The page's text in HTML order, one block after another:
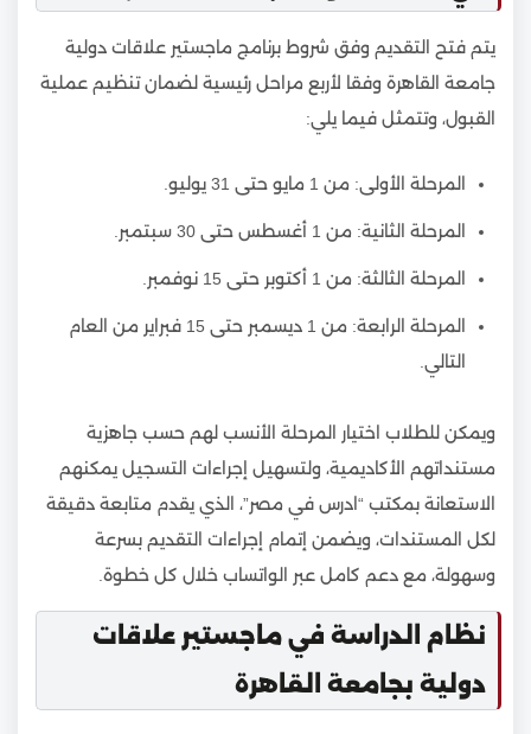
يتم فتح التقديم وفق شروط برنامج ماجستير علاقات دولية
جامعة القاهرة وفقا لأربع مراحل رئيسية لضمان تنظيم عملية
القبول، وتتمثل فيما يلي:
المرحلة الأولى: من 1 مايو حتى 31 يوليو.
المرحلة الثانية: من 1 أغسطس حتى 30 سبتمبر.
المرحلة الثالثة: من 1 أكتوبر حتى 15 نوفمبر.
المرحلة الرابعة: من 1 ديسمبر حتى 15 فبراير من العام
التالي.
ويمكن للطلاب اختيار المرحلة الأنسب لهم حسب جاهزية
مستنداتهم الأكاديمية، ولتسهيل إجراءات التسجيل يمكنهم
الاستعانة بمكتب “ادرس في مصر”، الذي يقدم متابعة دقيقة
لكل المستندات، ويضمن إتمام إجراءات التقديم بسرعة
وسهولة، مع دعم كامل عبر الواتساب خلال كل خطوة.
نظام الدراسة في ماجستير علاقات
دولية بجامعة القاهرة